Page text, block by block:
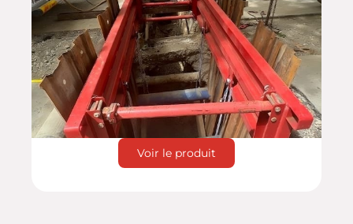
Voir le produit